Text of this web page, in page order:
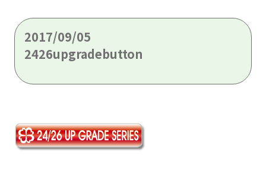
2017/09/05
2426upgradebutton